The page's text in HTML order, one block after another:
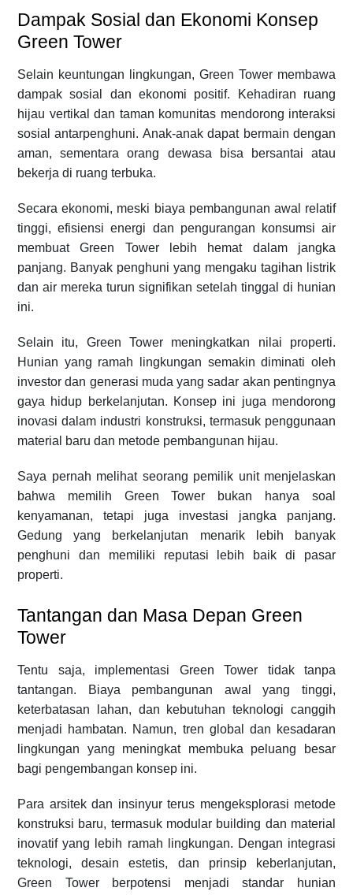
Dampak Sosial dan Ekonomi Konsep
Green Tower
Selain keuntungan lingkungan, Green Tower membawa
dampak sosial dan ekonomi positif. Kehadiran ruang
hijau vertikal dan taman komunitas mendorong interaksi
sosial antarpenghuni. Anak-anak dapat bermain dengan
aman, sementara orang dewasa bisa bersantai atau
bekerja di ruang terbuka.
Secara ekonomi, meski biaya pembangunan awal relatif
tinggi, efisiensi energi dan pengurangan konsumsi air
membuat Green Tower lebih hemat dalam jangka
panjang. Banyak penghuni yang mengaku tagihan listrik
dan air mereka turun signifikan setelah tinggal di hunian
ini.
Selain itu, Green Tower meningkatkan nilai properti.
Hunian yang ramah lingkungan semakin diminati oleh
investor dan generasi muda yang sadar akan pentingnya
gaya hidup berkelanjutan. Konsep ini juga mendorong
inovasi dalam industri konstruksi, termasuk penggunaan
material baru dan metode pembangunan hijau.
Saya pernah melihat seorang pemilik unit menjelaskan
bahwa memilih Green Tower bukan hanya soal
kenyamanan, tetapi juga investasi jangka panjang.
Gedung yang berkelanjutan menarik lebih banyak
penghuni dan memiliki reputasi lebih baik di pasar
properti.
Tantangan dan Masa Depan Green
Tower
Tentu saja, implementasi Green Tower tidak tanpa
tantangan. Biaya pembangunan awal yang tinggi,
keterbatasan lahan, dan kebutuhan teknologi canggih
menjadi hambatan. Namun, tren global dan kesadaran
lingkungan yang meningkat membuka peluang besar
bagi pengembangan konsep ini.
Para arsitek dan insinyur terus mengeksplorasi metode
konstruksi baru, termasuk modular building dan material
inovatif yang lebih ramah lingkungan. Dengan integrasi
teknologi, desain estetis, dan prinsip keberlanjutan,
Green Tower berpotensi menjadi standar hunian